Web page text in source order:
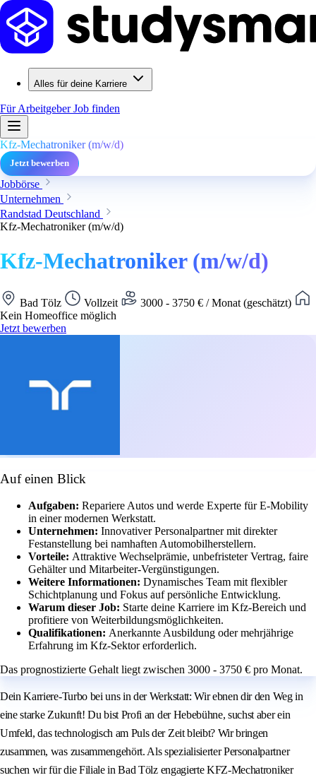
Alles für deine Karriere
Für ArbeitgeberJob finden
Kfz-Mechatroniker (m/w/d)
Jetzt bewerben
Jobbörse
Unternehmen
Randstad Deutschland
Kfz-Mechatroniker (m/w/d)
Kfz-Mechatroniker (m/w/d)
Bad Tölz Vollzeit
3000 - 3750 € / Monat (geschätzt)
Kein Homeoffice möglich
Jetzt bewerben
Auf einen Blick
Aufgaben: Repariere Autos und werde Experte für E-Mobility
in einer modernen Werkstatt.
Unternehmen: Innovativer Personalpartner mit direkter
Festanstellung bei namhaften Automobilherstellern.
Vorteile: Attraktive Wechselprämie, unbefristeter Vertrag, faire
Gehälter und Mitarbeiter-Vergünstigungen.
Weitere Informationen: Dynamisches Team mit flexibler
Schichtplanung und Fokus auf persönliche Entwicklung.
Warum dieser Job: Starte deine Karriere im Kfz-Bereich und
profitiere von Weiterbildungsmöglichkeiten.
Qualifikationen: Anerkannte Ausbildung oder mehrjährige
Erfahrung im Kfz-Sektor erforderlich.
Das prognostizierte Gehalt liegt zwischen 3000 - 3750 € pro Monat.
Dein Karriere-Turbo bei uns in der Werkstatt: Wir ebnen dir den Weg in
eine starke Zukunft! Du bist Profi an der Hebebühne, suchst aber ein
Umfeld, das technologisch am Puls der Zeit bleibt? Wir bringen
zusammen, was zusammengehört. Als spezialisierter Personalpartner
suchen wir für die Filiale in Bad Tölz engagierte KFZ-Mechatroniker